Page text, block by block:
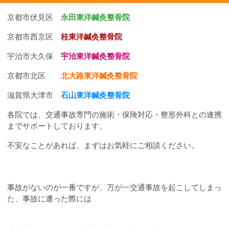
京都市伏見区 永田東洋鍼灸整骨院
京都市西京区 桂東洋鍼灸整骨院
宇治市大久保 宇治東洋鍼灸整骨院
京都市北区 北大路東洋鍼灸整骨院
滋賀県大津市 石山東洋鍼灸整骨院
各院では、交通事故専門の施術・保険対応・整形外科との連携
までサポートしております。
不安なことがあれば、まずはお気軽にご相談ください。
事故がないのが一番ですが、万が一交通事故を起こしてしまっ
た、事故に遭った際には